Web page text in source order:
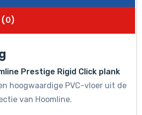
(0)
Prestige Rigid Click plank
hoogwaardige PVC-vloer uit de
van Hoomline.